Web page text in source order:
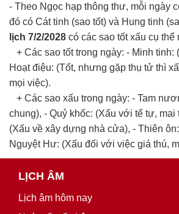
- Theo Ngọc hạp thông thư, mỗi ngày
đó có Cát tinh (sao tốt) và Hung tinh
lịch 7/2/2028 có các sao tốt xấu cụ thể
+ Các sao tốt trong ngày: - Minh tinh:
Hoạt điệu: (Tốt, nhưng gặp thụ tử thì
mọi việc).
+ Các sao xấu trong ngày: - Tam
chung), - Quỷ khốc: (Xấu với tế tự, mai
(Xấu về xây dựng nhà cửa), - Thiên
Nguyệt Hư: (Xấu đối với việc giá thú,
LỊCH ÂM
Lịch âm hôm nay